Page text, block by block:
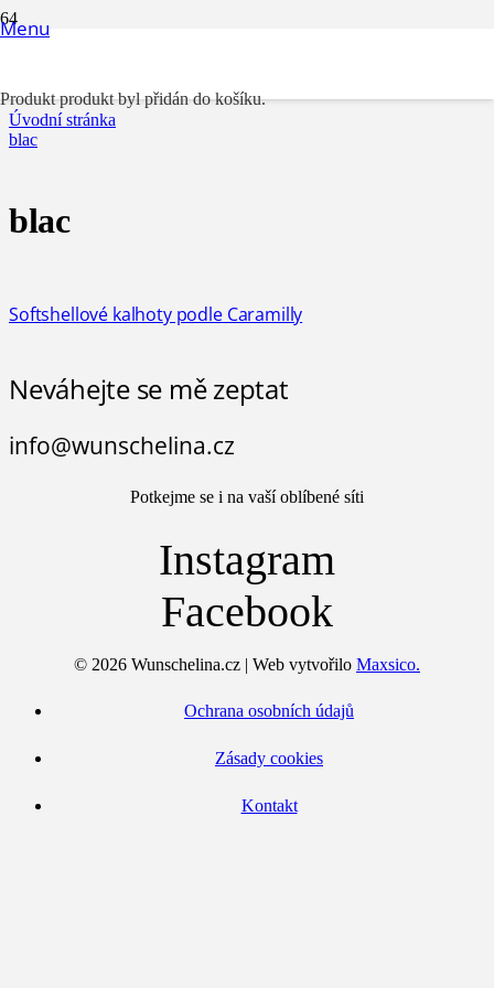
Menu
Produktprodukt byl přidán do košíku.
Úvodní stránka
blac
blac
Softshellové kalhoty podle Caramilly
Neváhejte se mě zeptat
info@wunschelina.cz
Potkejme se i na vaší oblíbené síti
Instagram
Facebook
© 2026 Wunschelina.cz | Web vytvořilo Maxsico.
Ochrana osobních údajů
Zásady cookies
Kontakt